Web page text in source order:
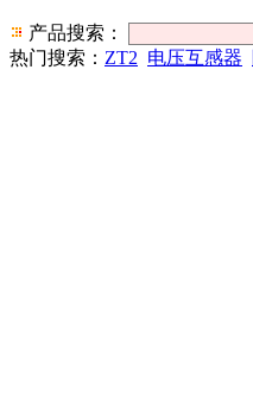
产品搜索：
热门搜索： ZT2 电压互感器